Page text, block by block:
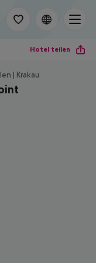
Hotel teilen
| Krakau